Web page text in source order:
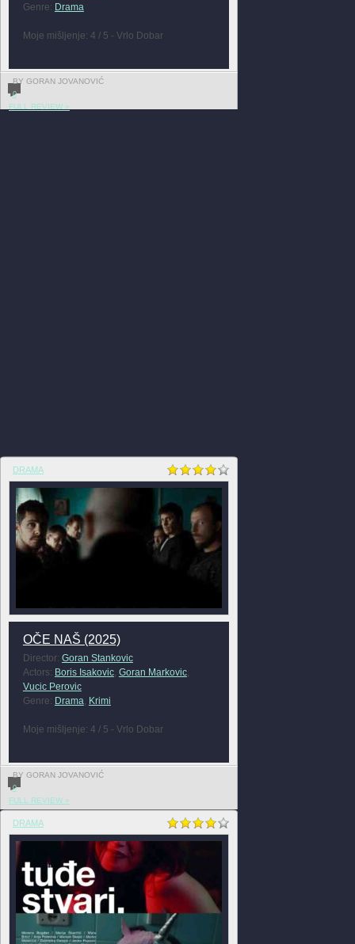
Genre: Drama
Moje mišljenje: 4 / 5 - Vrlo Dobar
BY GORAN JOVANOVIĆ
0
FULL REVIEW »
DRAMA
OČE NAŠ (2025)
Director: Goran Stankovic
Actors: Boris Isakovic, Goran Markovic,
Vucic Perovic
Genre: Drama, Krimi
Moje mišljenje: 4 / 5 - Vrlo Dobar
BY GORAN JOVANOVIĆ
0
FULL REVIEW »
DRAMA